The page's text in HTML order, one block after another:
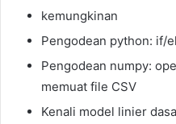
kemungkinan
Pengodean python: if/
Pengodean numpy:
memuat file CSV
Kenali model linier